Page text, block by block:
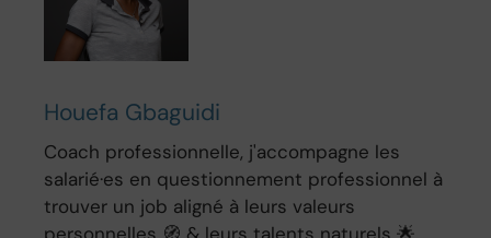
Houefa Gbaguidi
Coach professionnelle, j'accompagne les
salarié·es en questionnement professionnel à
trouver un job aligné à leurs valeurs